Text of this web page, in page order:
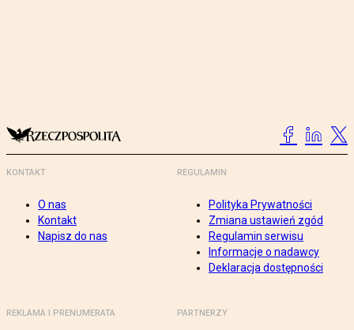
KONTAKT
O nas
Kontakt
Napisz do nas
REGULAMIN
Polityka Prywatności
Zmiana ustawień zgód
Regulamin serwisu
Informacje o nadawcy
Deklaracja dostępności
REKLAMA I PRENUMERATA PARTNERZY